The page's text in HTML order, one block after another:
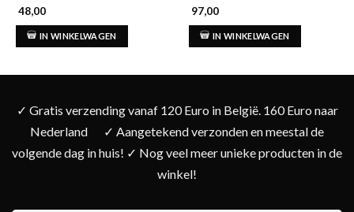
48,00
IN WINKELWAGEN
97,00
IN WINKELWAGEN
✓ Gratis verzending vanaf 120 Euro in België. 160 Euro naar
Nederland
✓ Aangetekend verzonden en meestal de
volgende dag in huis! ✓ Nog veel meer unieke producten in de
winkel!